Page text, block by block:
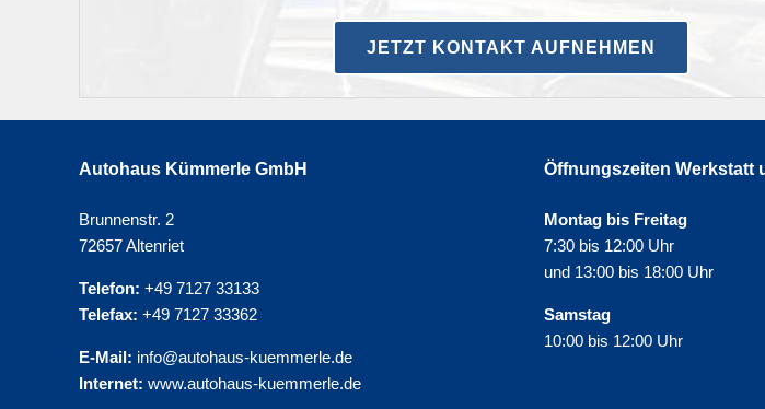
JETZT KONTAKT AUFNEHMEN
Autohaus Kümmerle GmbH
Brunnenstr. 2
72657 Altenriet
Telefon: +49 7127 33133
Telefax: +49 7127 33362
E-Mail: info@autohaus-kuemmerle.de
Internet: www.autohaus-kuemmerle.de
Öffnungszeiten Werkstatt
Montag bis Freitag
7:30 bis 12:00 Uhr
und 13:00 bis 18:00 Uhr
Samstag
10:00 bis 12:00 Uhr